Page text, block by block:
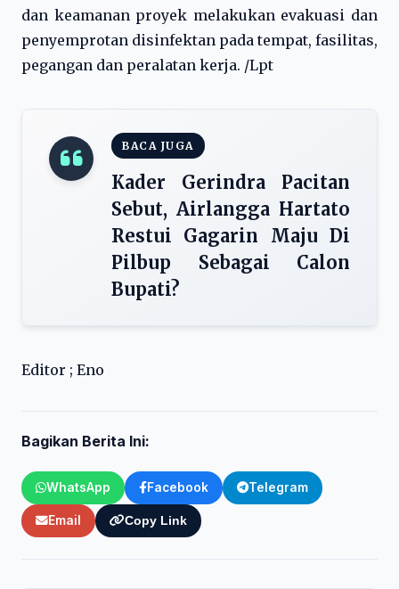
dan keamanan proyek melakukan evakuasi dan
penyemprotan disinfektan pada tempat, fasilitas,
pegangan dan peralatan kerja. /Lpt
BACA JUGA
Kader Gerindra Pacitan
Sebut, Airlangga Hartato
Restui Gagarin Maju Di
Pilbup Sebagai Calon
Bupati?
Editor ; Eno
Bagikan Berita Ini:
WhatsApp Facebook Telegram
Email Copy Link